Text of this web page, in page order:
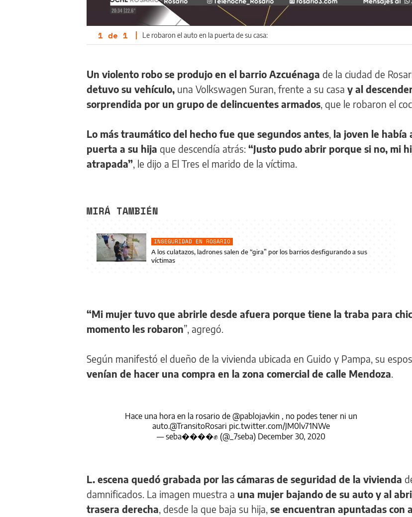
1 de 1 | Le robaron el auto en la puerta de su casa:
Un violento robo se produjo en el barrio Azcuénaga de la ciudad de
detuvo su vehículo, una Volkswagen Suran, frente a su casa y al
sorprendida por un grupo de delincuentes armados , que le robaron el
Lo más traumático del hecho fue que segundos antes la joven le había
puerta a su hija que descendía atrás: “Justo pudo abrir porque si no, mi
atrapada” , le dijo a El Tres el marido de la víctima.
MIRÁ TAMBIÉN
INSEGURIDAD EN ROSARIO
A los culatazos, ladrones salen de “gira” por los barrios desfigurando a sus
víctimas
“Mi mujer tuvo que abrirle desde afuera porque tiene la traba para
momento les robaron”, agregó.
Según manifestó el dueño de la vivienda ubicada en Guido y Pampa, su
venían de hacer una compra en la zona comercial de calle Mendoza
Hace una hora en la rosario de @pablojavkin , no podes tener ni un
auto.@TransitoRosari pic.twitter.com/JM0lv71NWe
— seba����✊ (@_7seba) December 30, 2020
L. escena quedó grabada por las cámaras de seguridad de la vivienda
damnificados. La imagen muestra a una mujer bajando de su auto y al
trasera derecha , desde la que baja su hija, se encuentran apuntadas con